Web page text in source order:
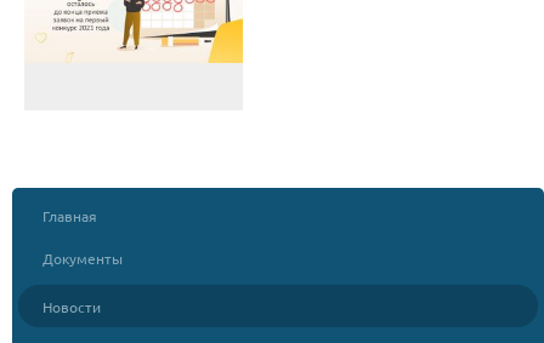
Главная
Документы
Новости